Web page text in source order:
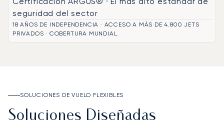
seguridad del sector
18 AÑOS DE INDEPENDENCIA · ACCESO A MÁS DE 4.800 JETS
PRIVADOS · COBERTURA MUNDIAL
SOLUCIONES DE VUELO FLEXIBLES
Soluciones Diseñadas